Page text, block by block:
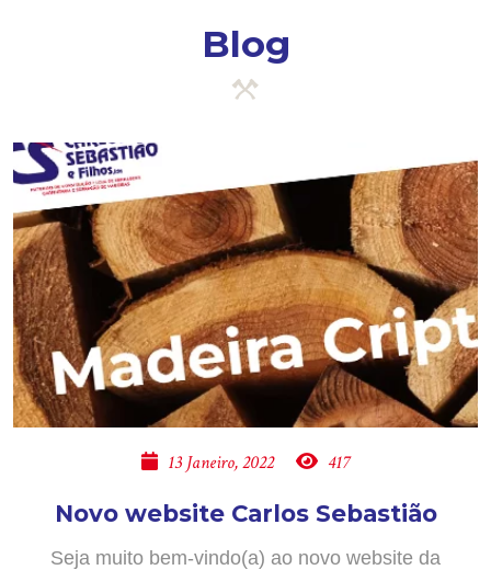
Blog
13 Janeiro, 2022 417
Novo website Carlos Sebastião
Seja muito bem-vindo(a) ao novo website da